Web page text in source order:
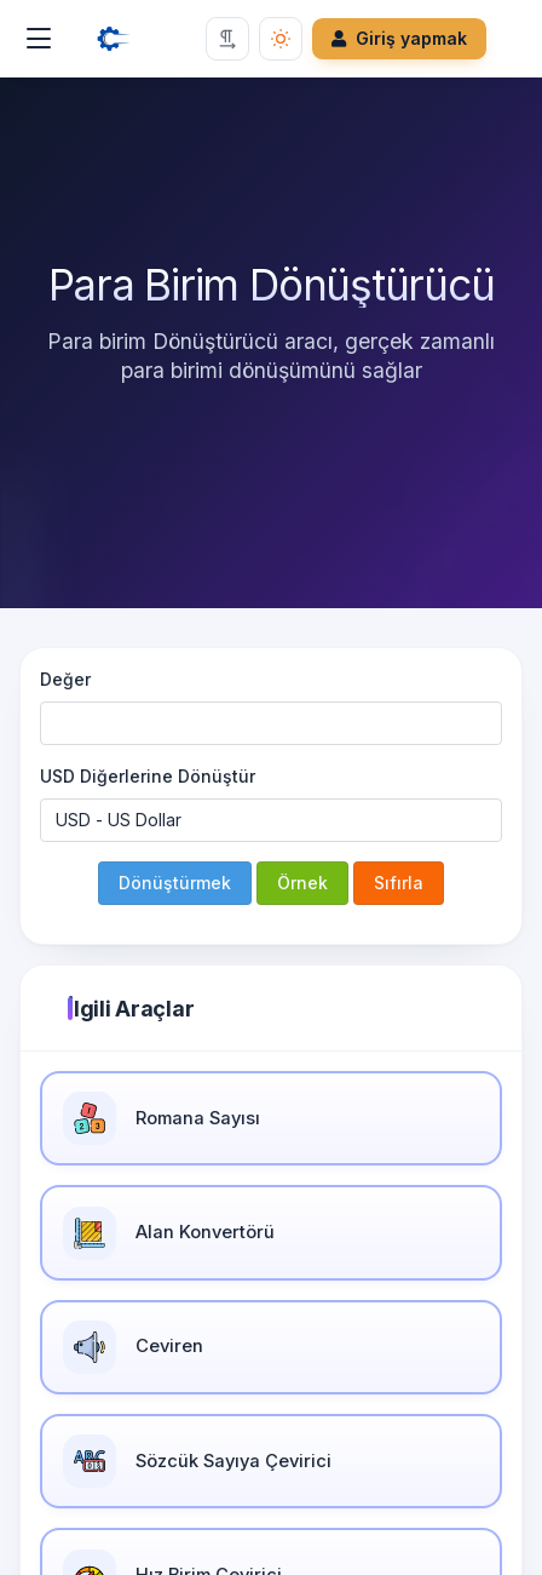
Giriş yapmak
Para Birim Dönüştürücü
Para birim Dönüştürücü aracı, gerçek zamanlı
para birimi dönüşümünü sağlar
Değer
USD Diğerlerine Dönüştür
Dönüştürmek Örnek Sıfırla
İlgili Araçlar
Romana Sayısı
Alan Konvertörü
Ceviren
Sözcük Sayıya Çevirici